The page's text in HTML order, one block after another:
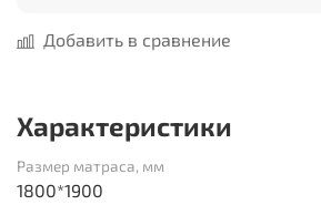
Добавить в сравнение
Характеристики
Размер матраса, мм
1800*1900